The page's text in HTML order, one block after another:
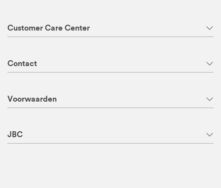
Customer Care Center
Contact
Voorwaarden
JBC